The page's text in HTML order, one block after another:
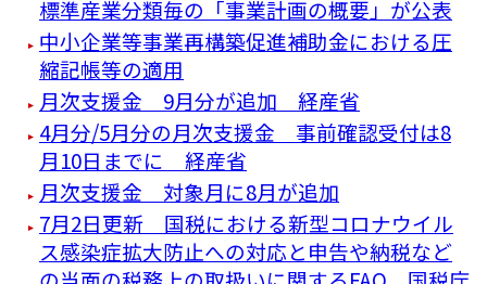
標準産業分類毎の「事業計画の概要」が公表
中小企業等事業再構築促進補助金における圧
縮記帳等の適用
月次支援金 9月分が追加 経産省
4月分/5月分の月次支援金 事前確認受付は8
月10日までに 経産省
月次支援金 対象月に8月が追加
7月2日更新 国税における新型コロナウイル
ス感染症拡大防止への対応と申告や納税など